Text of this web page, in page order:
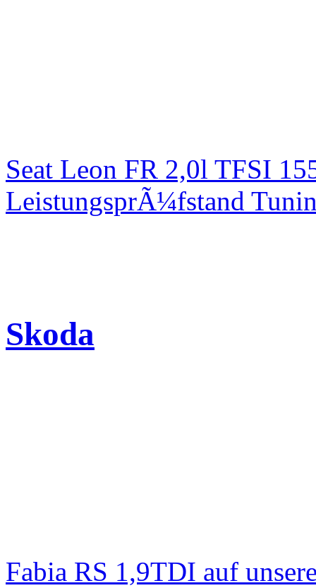
Seat Leon FR 2,0l TFSI
LeistungsprÃ¼fstand
Skoda
Fabia RS 1,9TDI auf